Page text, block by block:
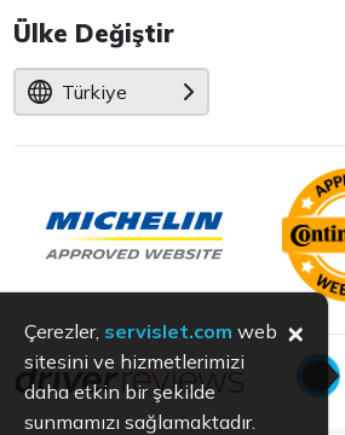
Ülke Değiştir
Türkiye
Çerezler, servislet.com web
sitesini ve hizmetlerimizi
daha etkin bir şekilde
sunmamızı sağlamaktadır.
×